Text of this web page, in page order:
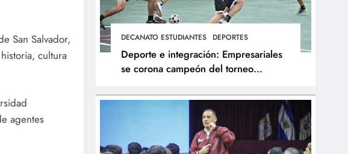
San Salvador,
cultura
agentes
DECANATO ESTUDIANTES DEPORTES
Deporte e integración: Empresariales
se corona campeón del torneo